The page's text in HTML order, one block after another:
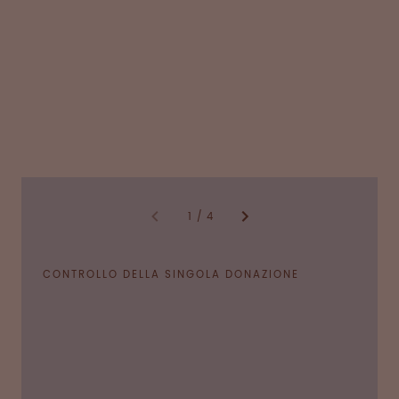
CONTROLLO DELLA SINGOLA DONAZIONE
1 / 4